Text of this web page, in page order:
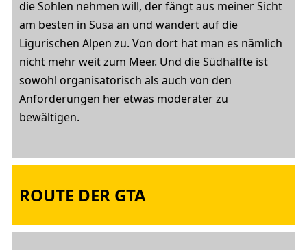
die Sohlen nehmen will, der fängt aus meiner Sicht
am besten in Susa an und wandert auf die
Ligurischen Alpen zu. Von dort hat man es nämlich
nicht mehr weit zum Meer. Und die Südhälfte ist
sowohl organisatorisch als auch von den
Anforderungen her etwas moderater zu
bewältigen.
ROUTE DER GTA